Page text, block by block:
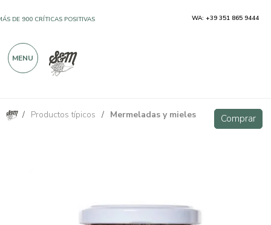
/ Productos típicos / Mermeladas y mieles Comprar
Comprar
DE 900 CRÍTICAS POSITIVAS WA: +39 351 865 9444
MENU